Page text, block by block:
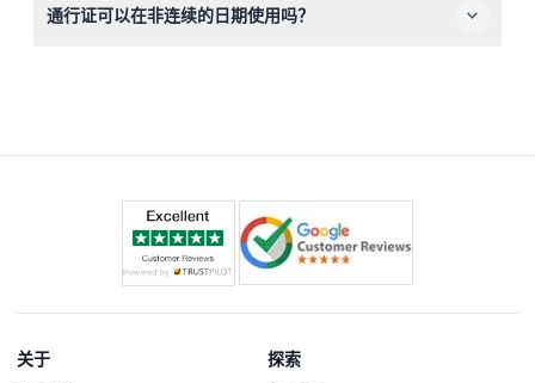
不包括在洛杉矶Go City全包通行证内。
通行证可以在非连续的日期使用吗？
关于 探索